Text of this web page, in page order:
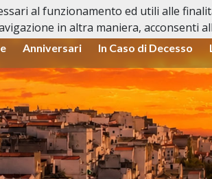
Anniversari In Caso di Decesso
al funzionamento ed utili alle
in altra maniera, acconsenti